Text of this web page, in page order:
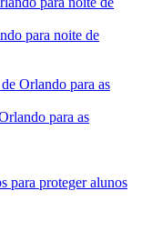
para noite de
para as
para proteger alunos